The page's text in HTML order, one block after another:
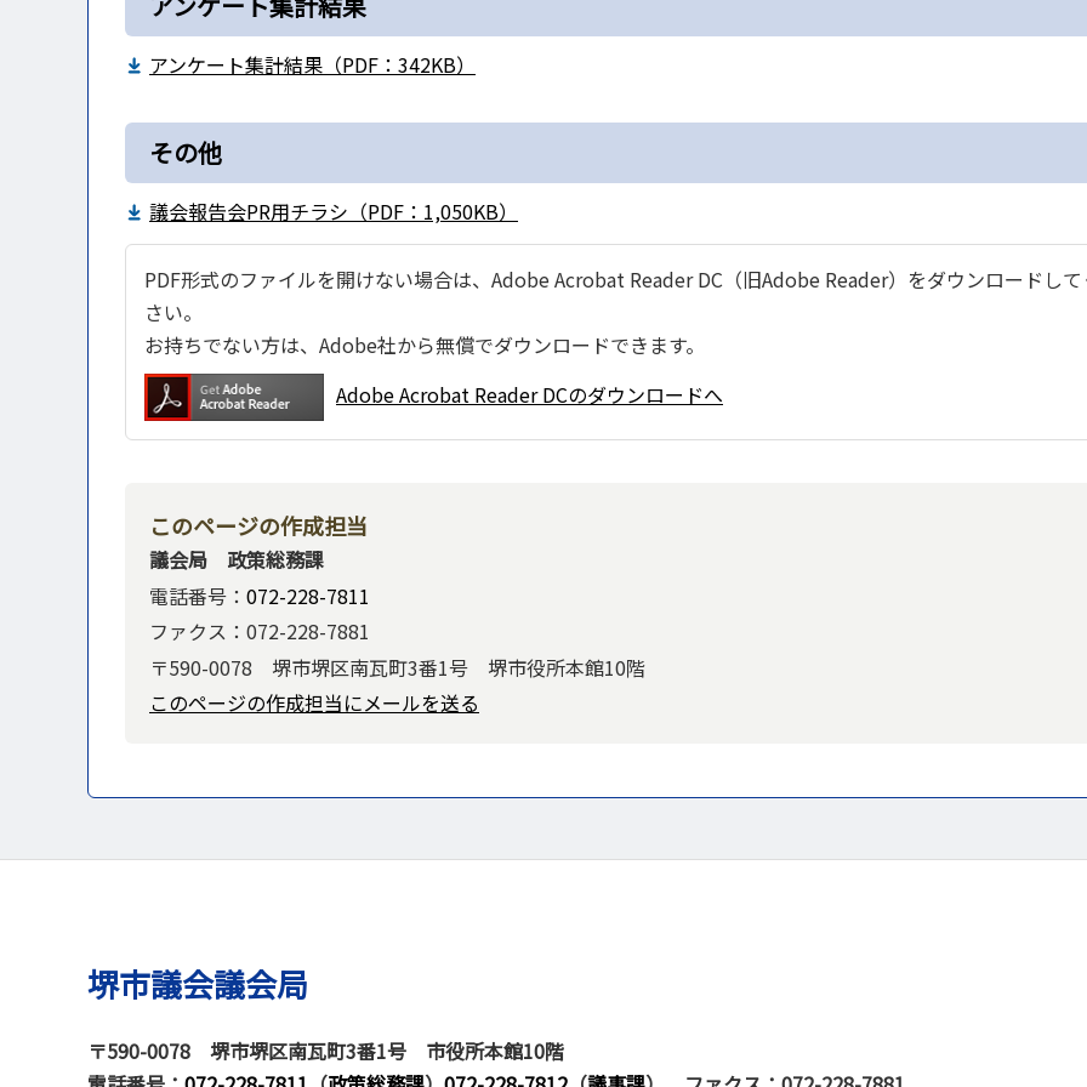
アンケート集計結果（PDF：342KB）
その他
議会報告会PR用チラシ（PDF：1,050KB）
PDF形式のファイルを開けない場合は、Adobe Acrobat Reader DC（旧Adobe Reader）をダウンロードし
さい。
お持ちでない方は、Adobe社から無償でダウンロードできます。
Adobe Acrobat Reader DCのダウンロードへ
このページの作成担当
議会局 政策総務課
電話番号： 072-228-7811
ファクス：072-228-7881
〒590-0078 堺市堺区南瓦町3番1号 堺市役所本館10階
このページの作成担当にメールを送る
堺市議会議会局
〒590-0078
堺市堺区南瓦町3番1号 市役所本館10階